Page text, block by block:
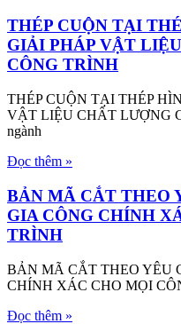
THÉP CUỘN TẠI
GIẢI PHÁP VẬT
CÔNG TRÌNH
THÉP CUỘN TẠI THÉP
VẬT LIỆU CHẤT LƯỢNG
ngành
Đọc thêm »
BẢN MÃ CẮT THEO
GIA CÔNG CHÍNH
TRÌNH
BẢN MÃ CẮT THEO YÊU
CHÍNH XÁC CHO MỌI
Đọc thêm »